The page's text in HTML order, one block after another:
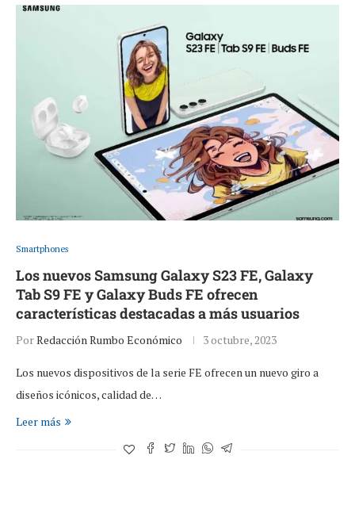
Smartphones
Los nuevos Samsung Galaxy S23 FE, Galaxy
Tab S9 FE y Galaxy Buds FE ofrecen
características destacadas a más usuarios
PorRedacción Rumbo Económico 3 octubre, 2023
Los nuevos dispositivos de la serie FE ofrecen un nuevo giro a
diseños icónicos, calidad de…
Leer más